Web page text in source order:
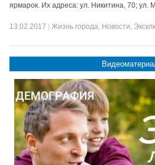
ярмарок. Их адреса: ул. Никитина, 70;
13.02.2017 |Жизнь города, Новости,